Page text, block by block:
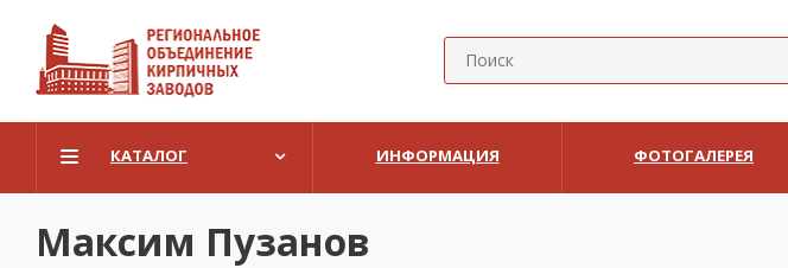
КАТАЛОГ ИНФОРМАЦИЯ ФОТОГАЛЕРЕЯ
Максим Пузанов